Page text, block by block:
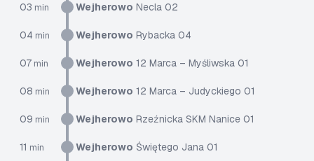
03 min Wejherowo Necla 02
04 min Wejherowo Rybacka 04
07 min Wejherowo 12 Marca – Myśliwska 01
08 min Wejherowo 12 Marca – Judyckiego 01
09 min Wejherowo Rzeźnicka SKM Nanice 01
11 min Wejherowo Świętego Jana 01